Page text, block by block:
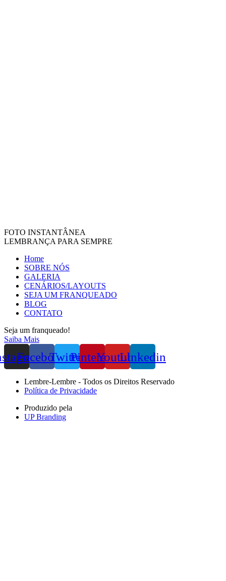
FOTO INSTANTÂNEA
LEMBRANÇA PARA SEMPRE
Home
SOBRE NÓS
GALERIA
CENÁRIOS/LAYOUTS
SEJA UM FRANQUEADO
BLOG
CONTATO
Seja um franqueado!
Saiba Mais
FacebookTwitterPinterestYoutubeLinkedin
Lembre-Lembre - Todos os Direitos Reservado
Política de Privacidade
Produzido pela
UP Branding